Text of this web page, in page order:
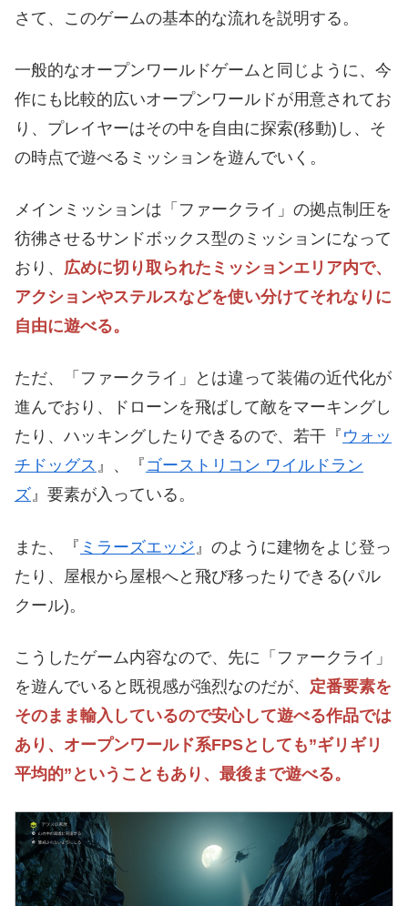
さて、このゲームの基本的な流れを説明する。
一般的なオープンワールドゲームと同じように、今
作にも比較的広いオープンワールドが用意されてお
り、プレイヤーはその中を自由に探索(移動)し、そ
の時点で遊べるミッションを遊んでいく。
メインミッションは「ファークライ」の拠点制圧を
彷彿させるサンドボックス型のミッションになって
おり、 広めに切り取られたミッションエリア内で、
アクションやステルスなどを使い分けてそれなりに
自由に遊べる。
ただ、「ファークライ」とは違って装備の近代化が
進んでおり、ドローンを飛ばして敵をマーキングし
たり、ハッキングしたりできるので、若干『 ウォッ
チドッグス 』、『 ゴーストリコン ワイルドラン
ズ』要素が入っている。
また、『 ミラーズエッジ 』のように建物をよじ登っ
たり、屋根から屋根へと飛び移ったりできる(パル
クール)。
こうしたゲーム内容なので、先に「ファークライ」
を遊んでいると既視感が強烈なのだが、 定番要素を
そのまま輸入しているので安心して遊べる作品では
あり、オープンワールド系FPSとしても”ギリギリ
平均的”ということもあり、最後まで遊べる。